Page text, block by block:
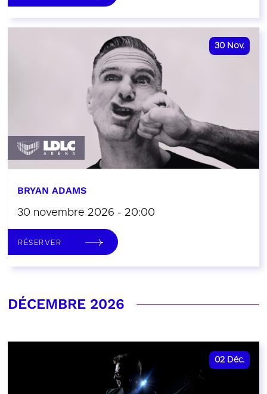
30 Nov.
BRYAN ADAMS
30 novembre 2026 - 20:00
RÉSERVER
DÉCEMBRE 2026
02 Déc.